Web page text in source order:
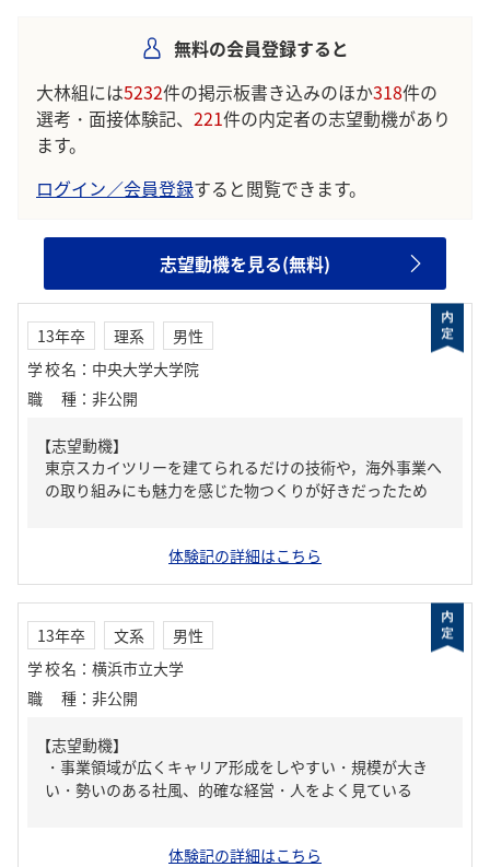
無料の会員登録すると
大林組には5232件の掲示板書き込みのほか318件の
選考・面接体験記、 221件の内定者の志望動機があり
ます。
ログイン／会員登録すると閲覧できます。
志望動機を見る(無料)
13年卒 理系
男性
学校名 ： 中央大学大学院
職種 ： 非公開
【志望動機】
東京スカイツリーを建てられるだけの技術や，海外事業へ
の取り組みにも魅力を感じた物つくりが好きだったため
体験記の詳細はこちら
13年卒 文系
男性
学校名 ： 横浜市立大学
職種 ： 非公開
【志望動機】
・事業領域が広くキャリア形成をしやすい・規模が大き
い・勢いのある社風、的確な経営・人をよく見ている
体験記の詳細はこちら